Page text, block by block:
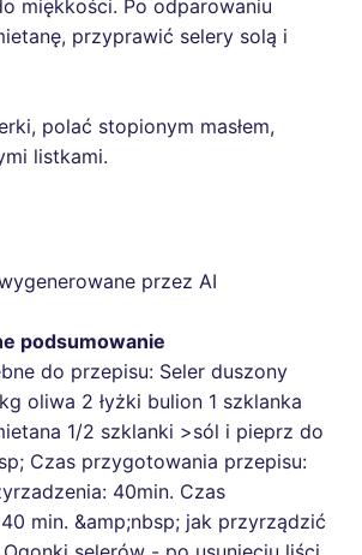
miękkości. Po odparowaniu
przyprawić selery solą i
polać stopionym masłem,
listkami.
przez AI
podsumowanie
do przepisu: Seler duszony
oliwa 2 łyżki bulion 1 szklanka
1/2 szklanki >sól i pieprz do
Czas przygotowania przepisu:
40min. Czas
min. &amp;nbsp; jak przyrządzić